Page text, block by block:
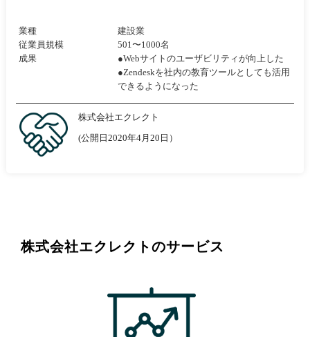
業種
建設業
従業員規模
501〜1000名
成果
●Webサイトのユーザビリティが向上した
●Zendeskを社内の教育ツールとしても活用
できるようになった
株式会社エクレクト
(公開日2020年4月20日）
株式会社エクレクトのサービス